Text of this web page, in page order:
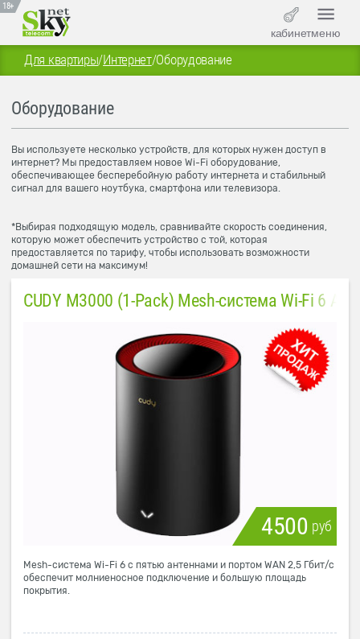
18+
кабинетменю
Для квартиры/Интернет/Оборудование
CUDY M3000 (1-Pack) Mesh-система Wi-Fi 6
4500 руб
Mesh-система Wi-Fi 6 с пятью антеннами и портом WAN 2,5 Гбит/с
обеспечит молниеносное подключение и большую площадь
покрытия.
Оборудование
Вы используете несколько устройств, для которых нужен доступ в
интернет? Мы предоставляем новое Wi-Fi оборудование,
обеспечивающее бесперебойную работу интернета и стабильный
сигнал для вашего ноутбука, смартфона или телевизора.
*Выбирая подходящую модель, сравнивайте скорость соединения,
которую может обеспечить устройство с той, которая
предоставляется по тарифу, чтобы использовать возможности
домашней сети на максимум!